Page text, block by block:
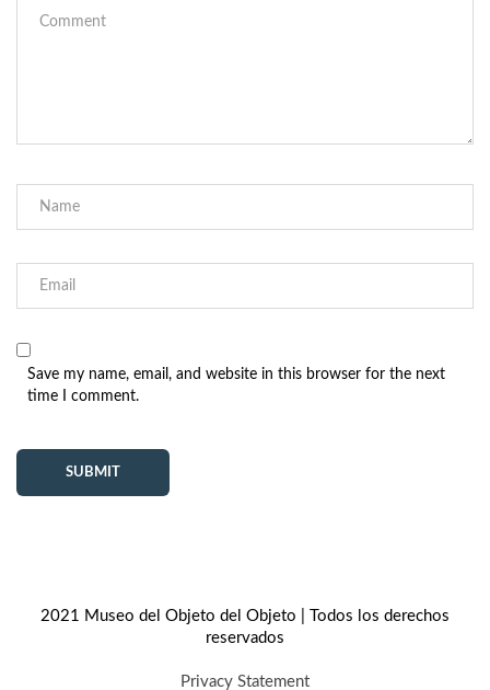
Save my name, email, and website in this browser for the next
time I comment.
2021 Museo del Objeto del Objeto | Todos los derechos
reservados
Privacy Statement